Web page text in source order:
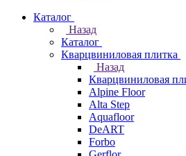
Каталог
Назад
Каталог
Кварцвиниловая плитка
Назад
Кварцвиниловая
Alpine Floor
Alta Step
Aquafloor
DeART
Forbo